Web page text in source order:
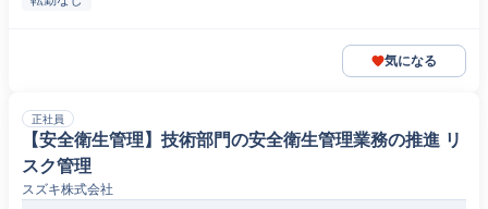
気になる
正社員
【安全衛生管理】技術部門の安全衛生管理業務の推進 リ
スク管理
スズキ株式会社